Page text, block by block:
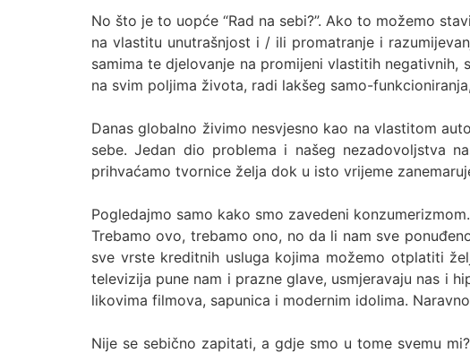
No što je to uopće “Rad na sebi?”. Ako to možemo
na vlastitu unutrašnjost i / ili promatranje i
samima te djelovanje na promijeni vlastitih
na svim poljima života, radi lakšeg samo-
Danas globalno živimo nesvjesno kao na vlastitom
sebe. Jedan dio problema i našeg nezadovoljstva
prihvaćamo tvornice želja dok u isto vrijeme
Pogledajmo samo kako smo zavedeni
Trebamo ovo, trebamo ono, no da li nam sve
sve vrste kreditnih usluga kojima možemo otplatiti
televizija pune nam i prazne glave, usmjeravaju nas i
likovima filmova, sapunica i modernim idolima.
Nije se sebično zapitati, a gdje smo u tome svemu